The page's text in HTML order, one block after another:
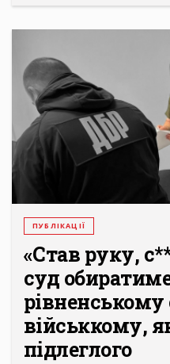
ПУБЛІКАЦІЇ
«Став руку,
суд
військкому,
підлеглого